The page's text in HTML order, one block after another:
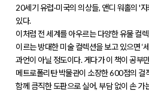
20세기 유럽·미국의 의상들, 앤디 워홀의 '
있다.
이처럼 전 세계를 아우르는 다양한 유물 컬
이르는 방대한 미술 컬렉션을 보고 있으면 ‘
과언이 아닐 정도이다. 게다가 이 책이 공부
메트로폴리탄 박물관이 소장한 600점의 걸
함께 큼직한 도판으로 실어, 부담 없이 손 가